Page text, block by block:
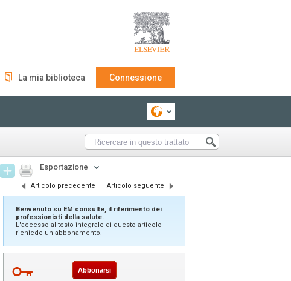
La mia biblioteca Connessione
Esportazione
Articolo precedente | Articolo seguente
Benvenuto su EM|consulte, il riferimento dei
professionisti della salute.
L'accesso al testo integrale di questo articolo
richiede un abbonamento.
Abbonarsi